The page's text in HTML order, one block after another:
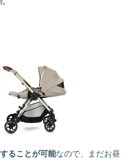
ることが可能なので、まだお昼